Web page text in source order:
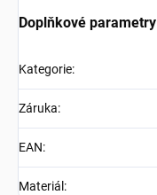
Doplňkové parametry
Kategorie:
Záruka:
EAN:
Materiál :